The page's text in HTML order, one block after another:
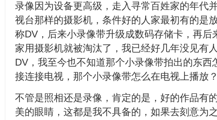
录像因为设备更高级，走入寻常百姓家的年代
视台那样的摄影机，条件好的人家最初有的是
称DV，后来小录像带升级成数码存储卡，再
家用摄影机就被淘汰了，我已经好几年没见有
DV，我至今也不知道那个小录像带拍出的东
接连接电视，那个小录像带怎么在电视上播放
不管是照相还是录像，肯定的是，好的作品有
美的眼睛，这都是我不具备的，如果去刻意为